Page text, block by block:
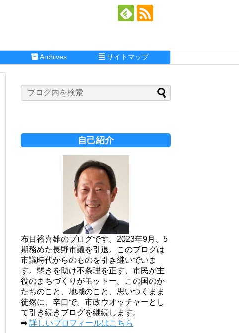
Archives サイトマップ
自己紹介
布目裕喜雄のブログです。2023年9月、5
期務めた長野市議を引退。このブログは
市議時代からのものを引き継いでいま
す。弱きを助け不条理を正す、市民が主
役のまちづくりがモットー。この国のか
たちのこと、地域のこと、思いつくまま
徒然に、辛口で。市政ウオッチャーとし
て引き続きブログを継続します。
➡ 詳しいプロフィールはこちら